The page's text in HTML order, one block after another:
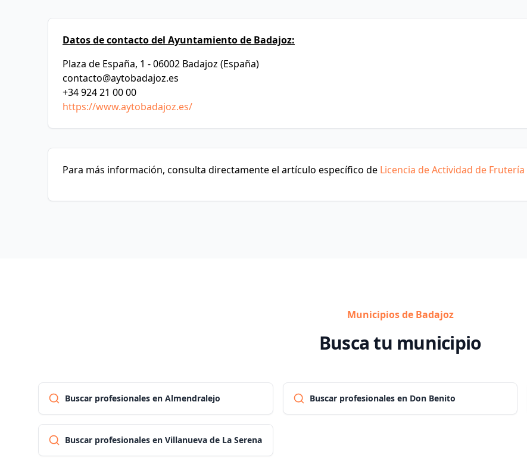
Datos de contacto del Ayuntamiento de Badajoz:
Plaza de España, 1 - 06002 Badajoz (España)
contacto@aytobadajoz.es
+34 924 21 00 00
https://www.aytobadajoz.es/
Para más información, consulta directamente el artículo específico de Licencia de Actividad de Frutería
Municipios de Badajoz
Busca tu municipio
Buscar profesionales en Almendralejo Buscar profesionales en Don Benito
Buscar profesionales en Villanueva de La Serena